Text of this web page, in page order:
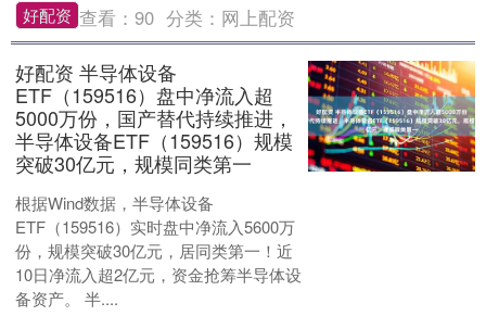
好配资 查看：90 分类： 网上配资
好配资 半导体设备
ETF（159516）盘中净流入超
5000万份，国产替代持续推进，
半导体设备ETF（159516）规模
突破30亿元，规模同类第一
根据Wind数据，半导体设备
ETF（159516）实时盘中净流入5600万
份，规模突破30亿元，居同类第一！近
10日净流入超2亿元，资金抢筹半导体设
备资产。 半....